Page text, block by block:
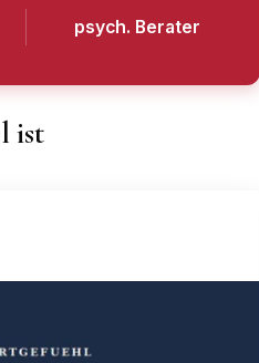
psych. Berater
ist